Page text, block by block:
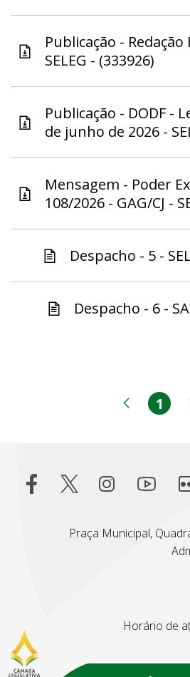
Publicação - Redação
SELEG - (333926)
Publicação - DODF -
de junho de 2026 -
Mensagem - Poder
108/2026 - GAG/CJ -
Despacho - 5 -
Despacho - 6 -
1
Praça Municipal,
Horário de